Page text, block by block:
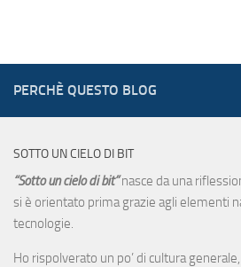
PERCHÈ QUESTO BLOG
SOTTO UN CIELO DI BIT
“Sotto un cielo di bit”nasce da una
si è orientato prima grazie agli elementi
tecnologie.
Ho rispolverato un po’ di cultura